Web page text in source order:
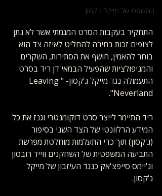
המשפט של מייקל ג'קסון
התחקיר בעקבות הסרט המגמתי אשר לא נתן
לצופים זכות בחירה להחליט לאיזה צד הוא
בוחר להאמין, חושף את הסתירות, השקרים
והמניפולציות שהפעיל הבמאי דן ריד בסרט
התעמולה נגד מייקל ג'קסון- "Leaving
Neverland".
ריד התיימר לייצר סרט דוקומנטרי וגנז את כל
המידע הרלוונטי של הצד השני בסיפור
(ג'קסון) תוך כדי התעלמות מוחלטת מפרשת
התביעה המשפטית של השחקנים ווייד רובסון
וג'יימס סייפצ'אק כנגד העיזבון של מייקל
ג'קסון.